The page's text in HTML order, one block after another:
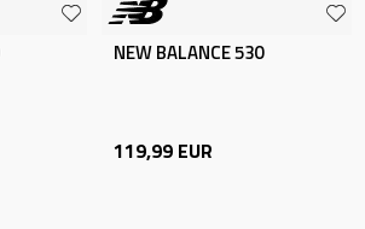
NEW BALANCE 530
119,99 EUR